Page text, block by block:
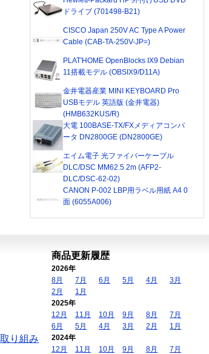
ドライブ (701498-B21)
CISCO Japan 250V AC Type A Power
Cable (CAB-TA-250V-JP=)
PLAT'HOME OpenBlocks IX9 Debian
11搭載モデル (OBSIX9/D11A)
金井電器産業 MINI KEYBOARD Pro
USBモデル 英語版 (金井電器)
(HMB632KUS/R)
大電 100BASE-TX/FXメディアコンバ
ータ DN2800GE (DN2800GE)
エイム電子 光ファイバーケーブル
DLC/DSC MM62.5 2m (AFP2-
DLC/DSC-62-02)
CANON P-002 LBP用ラベル用紙 A4 0
面 (6055A006)
り組み
商品更新履歴
2026年
8月
7月 6月 5月 4月
3月
2月
1月
2025年
12月
11月 10月 9月 8月
7月
6月
5月 4月 3月 2月
1月
2024年
12月
11月 10月 9月 8月
7月